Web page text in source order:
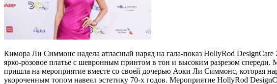
Кимора Ли Симмонс надела атласный наряд на гала-показ HollyRod
ярко-розовое платье с шевронным принтом в тон и высоким разрезом
пришла на мероприятие вместе со своей дочерью Аоки Ли Симмонс, которая
укороченным топом навеял эстетику 70-х годов. Мероприятие HollyRod